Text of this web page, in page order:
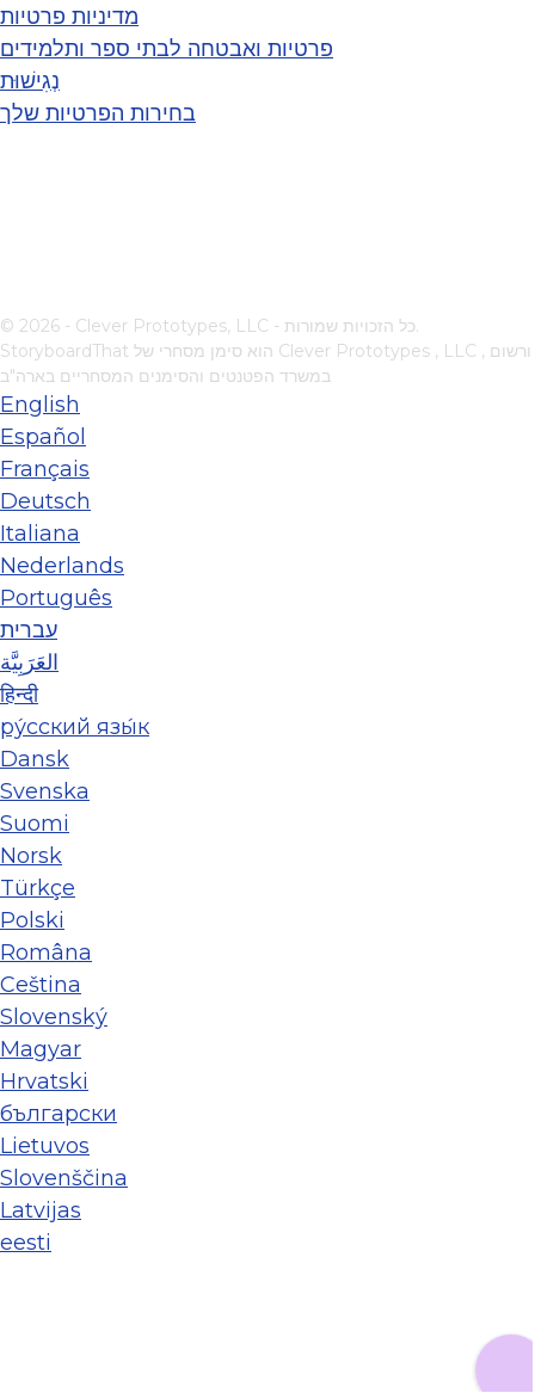
מדיניות פרטיות
פרטיות ואבטחה לבתי ספר ותלמידים
נְגִישׁוּת
בחירות הפרטיות שלך
© 2026 - Clever Prototypes, LLC - כל הזכויות שמורות.
Clever Prototypes , LLC , ורשום
במשרד הפטנטים והסימנים המסחריים בארה"ב
English
Español
Français
Deutsch
Italiana
Nederlands
Português
עברית
العَرَبِيَّة
हिन्दी
ру́сский язы́к
Dansk
Svenska
Suomi
Norsk
Türkçe
Polski
Româna
Ceština
Slovenský
Magyar
Hrvatski
български
Lietuvos
Slovenščina
Latvijas
eesti